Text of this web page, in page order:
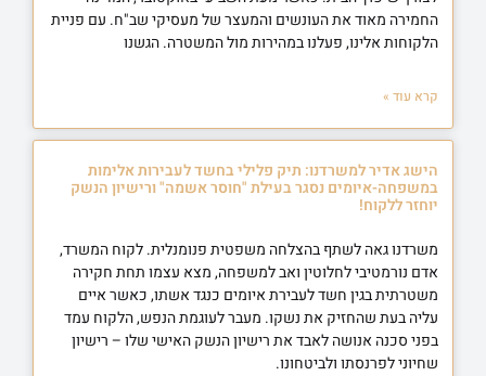
החמירה מאוד את העונשים והמעצר של מעסיקי שב"ח. עם פניית
הלקוחות אלינו, פעלנו במהירות מול המשטרה. הגשנו
קרא עוד »
הישג אדיר למשרדנו: תיק פלילי בחשד לעבירות אלימות
במשפחה-איומים נסגר בעילת "חוסר אשמה" ורישיון הנשק
יוחזר ללקוח!
משרדנו גאה לשתף בהצלחה משפטית פנומנלית. לקוח המשרד,
אדם נורמטיבי לחלוטין ואב למשפחה, מצא עצמו תחת חקירה
משטרתית בגין חשד לעבירת איומים כנגד אשתו, כאשר איים
עליה בעת שהחזיק את נשקו. מעבר לעוגמת הנפש, הלקוח עמד
בפני סכנה אנושה לאבד את רישיון הנשק האישי שלו – רישיון
שחיוני לפרנסתו ולביטחונו.